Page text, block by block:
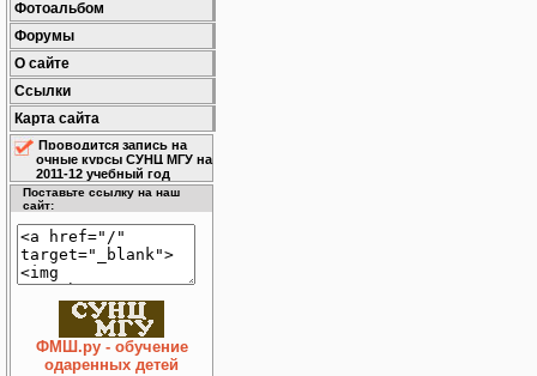
Фотоальбом
Форумы
О сайте
Ссылки
Карта сайта
Проводится запись на
очные курсы СУНЦ МГУ на
2011-12 учебный год
Поставьте ссылку на наш
сайт:
ФМШ.ру - обучение
одаренных детей